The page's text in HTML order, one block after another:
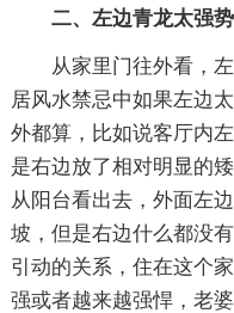
二、左边青龙太强势
从家里门往外看，
居风水禁忌中如果左边
外都算，比如说客厅内
是右边放了相对明显的
从阳台看出去，外面左
坡，但是右边什么都没
引动的关系，住在这个
强或者越来越强悍，老